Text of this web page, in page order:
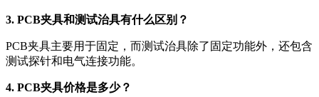
3. PCB夹具和测试治具有什么区别？
PCB夹具主要用于固定，而测试治具除了固定功能外，还包含
测试探针和电气连接功能。
4. PCB夹具价格是多少？